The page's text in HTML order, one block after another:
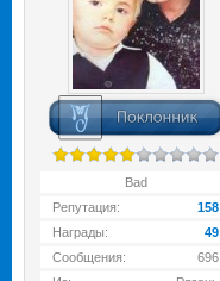
Bad
Репутация:
158
Награды:
49
Сообщения:
696